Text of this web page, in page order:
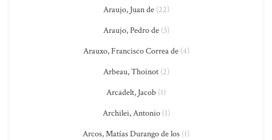
Araujo, Juan de(22)
Araujo, Pedro de(3)
Arauxo, Francisco Correa de(4)
Arbeau, Thoinot(2)
Arcadelt, Jacob (1)
Archilei, Antonio(1)
Arcos, Matías Durango de los (1)